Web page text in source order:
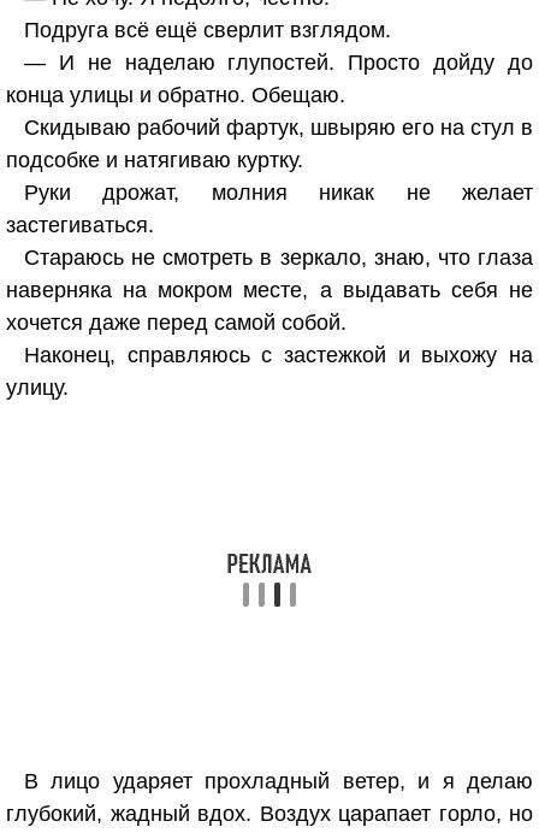
Подруга всё ещё сверлит взглядом.
— И не наделаю глупостей. Просто дойду до
конца улицы и обратно. Обещаю.
Скидываю рабочий фартук, швыряю его на стул в
подсобке и натягиваю куртку.
Руки дрожат, молния никак не желает
застегиваться.
Стараюсь не смотреть в зеркало, знаю, что глаза
наверняка на мокром месте, а выдавать себя не
хочется даже перед самой собой.
Наконец, справляюсь с застежкой и выхожу на
улицу.
В лицо ударяет прохладный ветер, и я делаю
глубокий, жадный вдох. Воздух царапает горло, но